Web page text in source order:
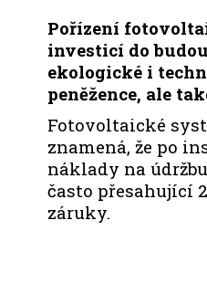
Pořízení
investicí do
ekologické i
peněžence, ale
Fotovoltaické
znamená, že po
náklady na
často přesahující
záruky.